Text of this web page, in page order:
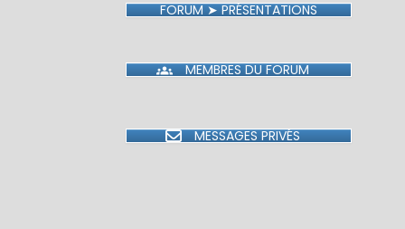
FORUM ➤ PRÉSENTATIONS
MEMBRES DU FORUM
MESSAGES PRIVÉS